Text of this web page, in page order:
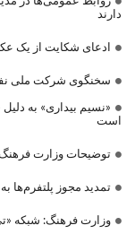
دارند
ادعای شکایت از
سخنگوی شرکت ملی
«نسیم بیداری» به
است
توضیحات وزارت فرهنگ
تمدید مجوز
وزارت فرهنگ: شبکه